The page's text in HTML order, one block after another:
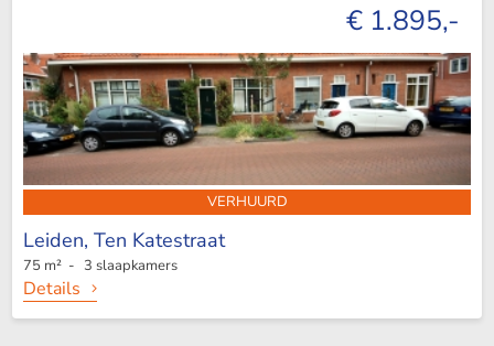
€ 1.895,-
VERHUURD
Leiden, Ten Katestraat
75 m² - 3 slaapkamers
Details